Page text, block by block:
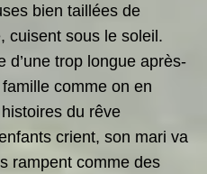
bien taillées de
cuisent sous le soleil.
d’une trop longue après-
comme on en
du rêve
crient, son mari va
rampent comme des